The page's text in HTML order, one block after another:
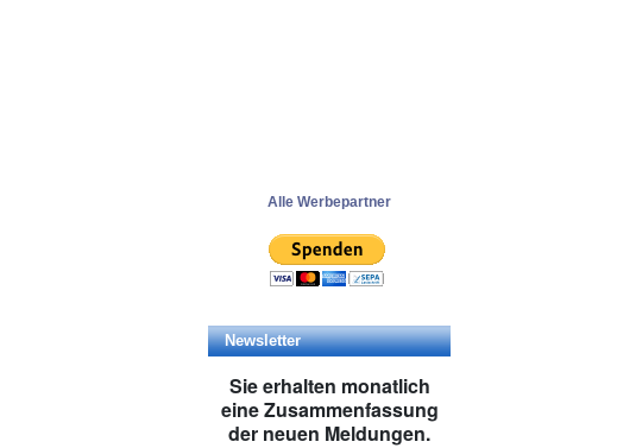
Alle Werbepartner
Newsletter
Sie erhalten monatlich
eine Zusammenfassung
der neuen Meldungen.